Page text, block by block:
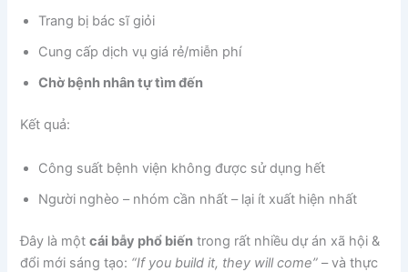
Trang bị bác sĩ giỏi
Cung cấp dịch vụ giá rẻ/miễn phí
Chờ bệnh nhân tự tìm đến
Kết quả:
Công suất bệnh viện không được sử dụng hết
Người nghèo – nhóm cần nhất – lại ít xuất hiện nhất
Đây là mộtcái bẫy phổ biến trong rất nhiều dự án xã hội &
đổi mới sáng tạo: “If you build it, they will come” – và thực